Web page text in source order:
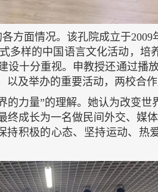
方面情况。该孔院成立于
多样的中国语言文化活动，培
十分重视。申教授还通过播
及举办的重要活动，两校合作
力量”的理解。她认为改变
成长为一名做民间外交、媒
积极的心态、坚持运动、热